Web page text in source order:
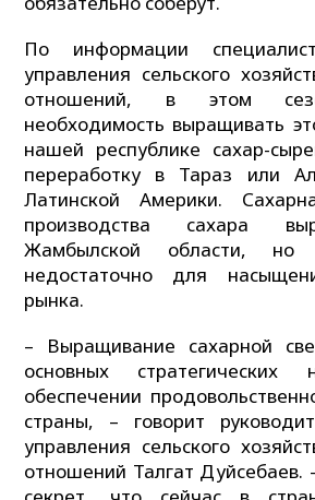
По информации
управления сельского
отношений, в этом
необходимость выращивать
нашей республике сахар-
переработку в Тараз или
Латинской Америки.
производства сахара
Жамбылской области, но
недостаточно для
рынка.
– Выращивание сахарной
основных стратегических
обеспечении
страны, – говорит
управления сельского
отношений Талгат Дуйсебаев.